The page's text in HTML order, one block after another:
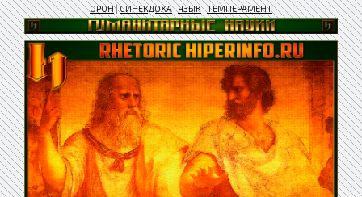
ОРОН|СИНЕКДОХА|ЯЗЫК|ТЕМПЕРАМЕНТ